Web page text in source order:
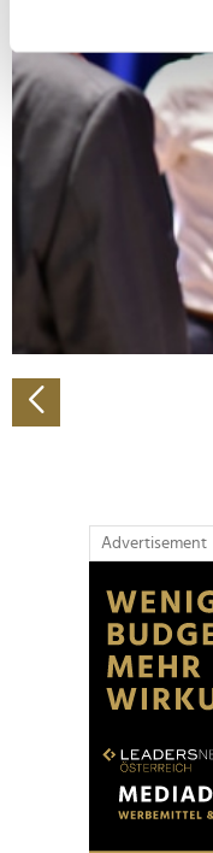
bestimmten
Erfahren Sie mehr
verarbeitet werden,
Abschnitt
Wir verwenden
personalisieren,
zu können und die
analysieren.
Verwendung unserer
Partner führen diese
weiteren Daten
Advertisement